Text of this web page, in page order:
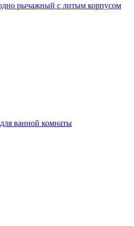
рычажный с литым корпусом
ванной комнаты